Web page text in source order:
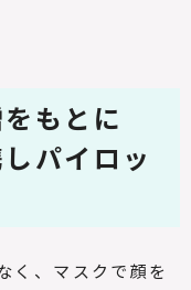
もとに
パイロッ
く、マスクで顔を